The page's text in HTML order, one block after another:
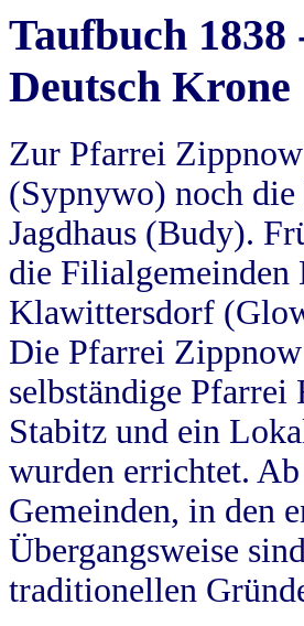
Taufbuch
Deutsch Krone
Zur Pfarrei
(Sypnywo) noch
Jagdhaus (Budy).
die Filialgemeinden
Klawittersdorf
Die Pfarrei
selbständige
Stabitz und ein
wurden errichtet.
Gemeinden, in den
Übergangsweise
traditionellen